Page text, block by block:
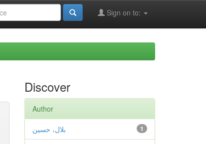
Sign on to:
Discover
Author
1 بلال، حسين